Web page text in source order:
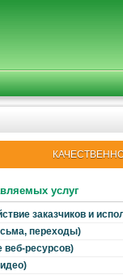
услуг
заказчиков и
переходы)
веб-ресурсов)